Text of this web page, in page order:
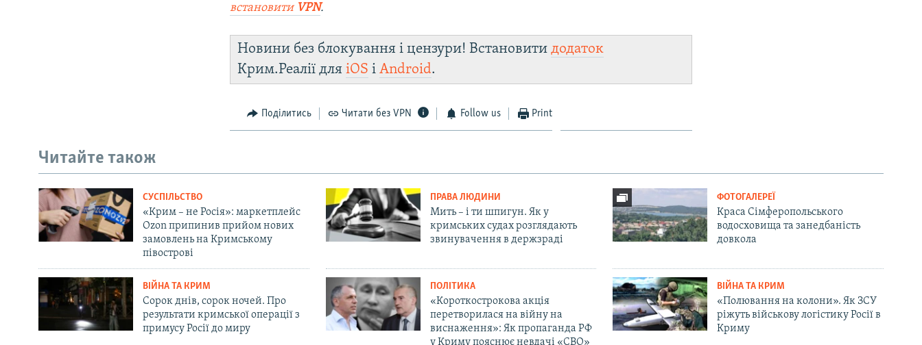
встановити VPN.
Новини без блокування і цензури! Встановитидодаток
Крим.Реалії дляiOS іAndroid.
Поділитись Читати без VPN Follow us Print
Читайте також
СУСПІЛЬСТВО
«Крим – не Росія»: маркетплейс
Ozon припинив прийом нових
замовлень на Кримському
півострові
ПРАВА ЛЮДИНИ
Мить – і ти шпигун. Як у
кримських судах розглядають
звинувачення в держзраді
ФОТОГАЛЕРЕЇ
Краса Сімферопольського
водосховища та занедбаність
довкола
ВІЙНА ТА КРИМ
Сорок днів, сорок ночей. Про
результати кримської операції з
примусу Росії до миру
ПОЛІТИКА
«Короткострокова акція
перетворилася на війну на
виснаження»: Як пропаганда РФ
у Криму пояснює невдачі «СВО»
ВІЙНА ТА КРИМ
«Полювання на колони». Як ЗСУ
ріжуть військову логістику Росії в
Криму